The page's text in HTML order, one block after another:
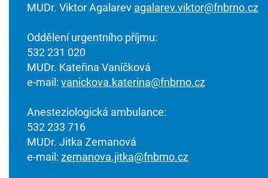
MUDr. Viktor Agalarev agalarev.viktor@fnbrno.cz
Oddělení urgentního příjmu:
532 231 020
MUDr. Kateřina Vaníčková
e-mail: vanickova.katerina@fnbrno.cz
Anesteziologická ambulance:
532 233 716
MUDr. Jitka Zemanová
e-mail: zemanova.jitka@fnbrno.cz